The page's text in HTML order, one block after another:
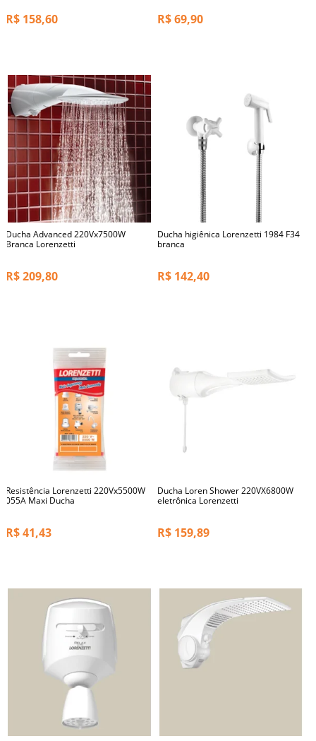
R$ 158,60 R$69,90
Ducha Advanced 220Vx7500W
Branca Lorenzetti
R$209,80
Ducha higiênica Lorenzetti 1984 F34
branca
R$ 142,40
Resistência Lorenzetti 220Vx5500W
055A Maxi Ducha
R$41,43
Ducha Loren Shower 220VX6800W
eletrônica Lorenzetti
R$ 159,89